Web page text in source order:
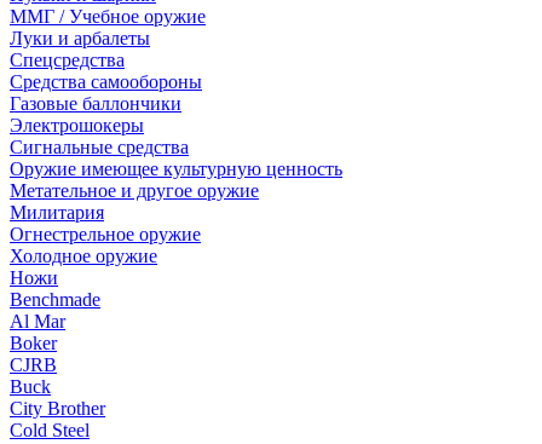
ММГ / Учебное оружие
Луки и арбалеты
Спецсредства
Средства самообороны
Газовые баллончики
Электрошокеры
Сигнальные средства
Оружие имеющее культурную ценность
Метательное и другое оружие
Милитария
Огнестрельное оружие
Холодное оружие
Ножи
Benchmade
Al Mar
Boker
CJRB
Buck
City Brother
Cold Steel